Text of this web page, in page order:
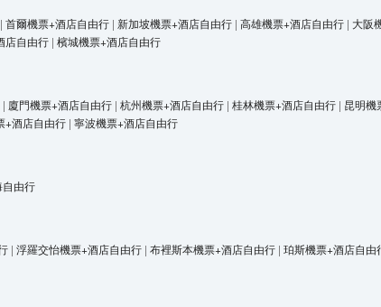
首爾機票+酒店自由行 | 新加坡機票+酒店自由行 | 高雄機票+酒店自由行 | 大阪
店自由行 | 檳城機票+酒店自由行
| 廈門機票+酒店自由行 | 杭州機票+酒店自由行 | 桂林機票+酒店自由行 | 昆明機
+酒店自由行 | 寧波機票+酒店自由行
自由行
| 浮羅交怡機票+酒店自由行 | 布裡斯本機票+酒店自由行 | 珀斯機票+酒店自由